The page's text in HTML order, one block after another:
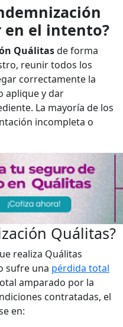
el intento?
Quálitasde forma
reunir todos los
correctamente la
aplique y dar
La mayoría de los
incompleta o
Quálitas?
realiza Quálitas
sufre una pérdida total
amparado por la
contratadas, el
en: